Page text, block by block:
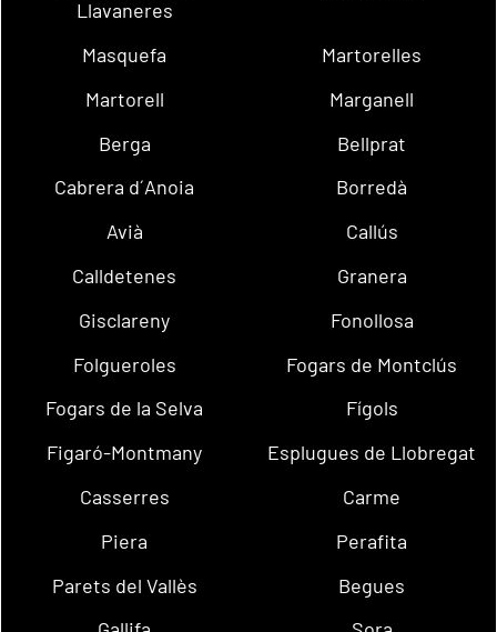
Llavaneres
Masquefa
Martorelles
Martorell
Marganell
Berga
Bellprat
Cabrera d´Anoia
Borredà
Avià
Callús
Calldetenes
Granera
Gisclareny
Fonollosa
Folgueroles
Fogars de Montclús
Fogars de la Selva
Fígols
Figaró-Montmany
Esplugues de Llobregat
Casserres
Carme
Piera
Perafita
Parets del Vallès
Begues